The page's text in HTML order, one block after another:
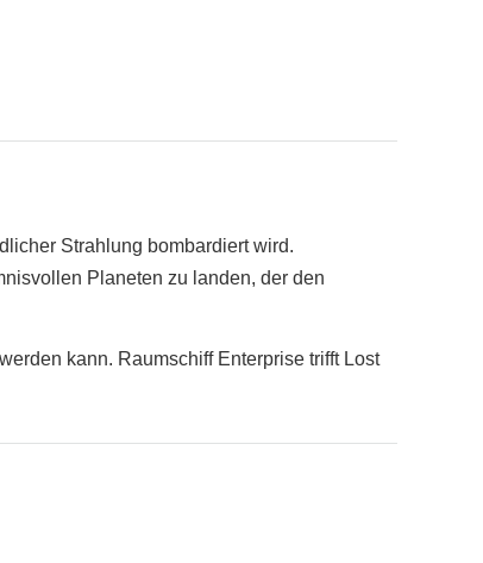
Strahlung bombardiert wird.
Planeten zu landen, der den
kann. Raumschiff Enterprise trifft Lost